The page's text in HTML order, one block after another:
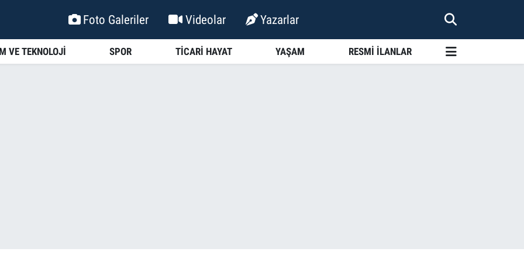
Foto Galeriler Videolar Yazarlar
VE TEKNOLOJİ SPOR TİCARİ HAYAT YAŞAM RESMİ İLANLAR